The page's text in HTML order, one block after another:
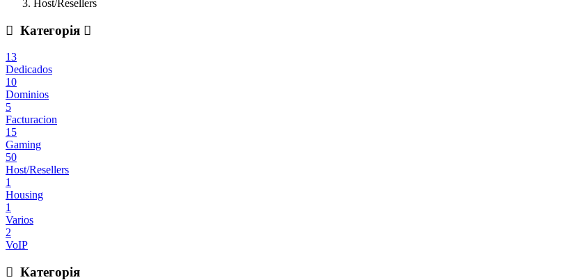
Host/Resellers
Категорія
13
Dedicados
10
Dominios
5
Facturacion
15
Gaming
50
Host/Resellers
1
Housing
1
Varios
2
VoIP
Категорія